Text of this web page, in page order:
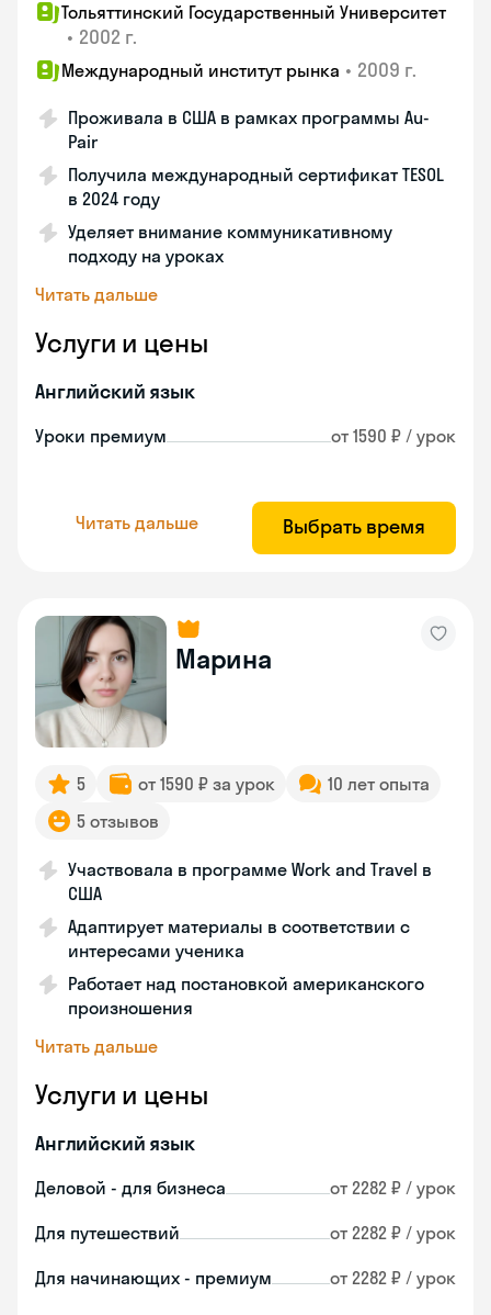
Тольяттинский Государственный Университет
• 2002 г.
Международный институт рынка • 2009 г.
Проживала в США в рамках программы Au-
Pair
Получила международный сертификат TESOL
в 2024 году
Уделяет внимание коммуникативному
подходу на уроках
Читать дальше
Услуги и цены
Английский язык
Уроки премиум от 1590 ₽ / урок
Читать дальше Выбрать время
Марина
5 от 1590 ₽ за урок
10 лет опыта
5 отзывов
Участвовала в программе Work and Travel в
США
Адаптирует материалы в соответствии с
интересами ученика
Работает над постановкой американского
произношения
Читать дальше
Услуги и цены
Английский язык
Деловой - для бизнеса от 2282 ₽ / урок
Для путешествий от 2282 ₽ / урок
Для начинающих - премиум от 2282 ₽ / урок